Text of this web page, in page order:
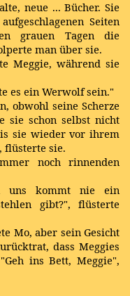
neue ... Bücher. Sie
Seiten
grauen Tagen die
man über sie.
Meggie, während sie
es ein Werwolf sein."
obwohl seine Scherze
sie schon selbst nicht
sie wieder vor ihrem
flüsterte sie.
noch rinnenden
uns kommt nie ein
gibt?", flüsterte
Mo, aber sein Gesicht
dass Meggies
ins Bett, Meggie",